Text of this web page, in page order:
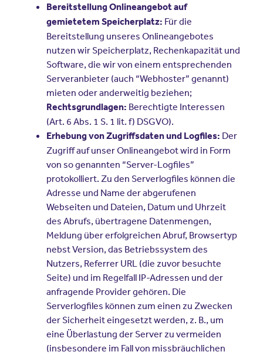
Bereitstellung Onlineangebot auf
gemietetem Speicherplatz: Für die
Bereitstellung unseres Onlineangebotes
nutzen wir Speicherplatz, Rechenkapazität und
Software, die wir von einem entsprechenden
Serveranbieter (auch “Webhoster” genannt)
mieten oder anderweitig beziehen;
Rechtsgrundlagen: Berechtigte Interessen
(Art. 6 Abs. 1 S. 1 lit. f) DSGVO).
Erhebung von Zugriffsdaten und Logfiles: Der
Zugriff auf unser Onlineangebot wird in Form
von so genannten “Server-Logfiles”
protokolliert. Zu den Serverlogfiles können die
Adresse und Name der abgerufenen
Webseiten und Dateien, Datum und Uhrzeit
des Abrufs, übertragene Datenmengen,
Meldung über erfolgreichen Abruf, Browsertyp
nebst Version, das Betriebssystem des
Nutzers, Referrer URL (die zuvor besuchte
Seite) und im Regelfall IP-Adressen und der
anfragende Provider gehören. Die
Serverlogfiles können zum einen zu Zwecken
der Sicherheit eingesetzt werden, z. B., um
eine Überlastung der Server zu vermeiden
(insbesondere im Fall von missbräuchlichen